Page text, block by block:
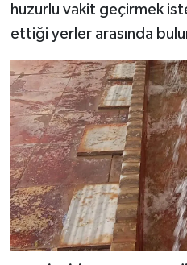
huzurlu vakit geçirmek
ettiği yerler arasında